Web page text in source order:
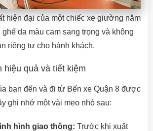
hiện đại của một chiếc xe giường nằm
ghế da màu cam sang trọng và không
riêng tư cho hành khách.
hiệu quả và tiết kiệm
bạn đến và đi từ Bến xe Quận 8 được
ghi nhớ một vài mẹo nhỏ sau:
hình giao thông: Trước khi xuất